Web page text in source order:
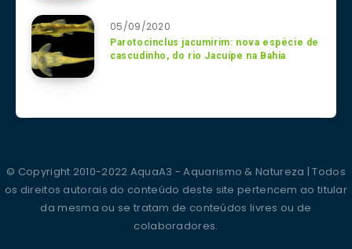
05/09/2020
Parotocinclus jacumirim: nova espécie de
cascudinho, do rio Jacuípe na Bahia
© Copyright 2010-2022 AquaA3 - Aquarismo & Natureza | Todos
os direitos autorais do conteúdo deste site pertencem ao titular
da mesma ou se tratam de conteúdos livres ou de
colaboradores.